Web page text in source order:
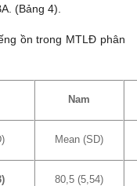
(Bảng 4).
ồn trong MTLĐ phân
Nam
Mean (SD)
80,5 (5,54)